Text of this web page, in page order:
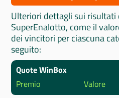
Ulteriori dettagli sui risultati
SuperEnalotto, come il
dei vincitori per ciascuna
seguito:
Quote WinBox
Premio
Valore